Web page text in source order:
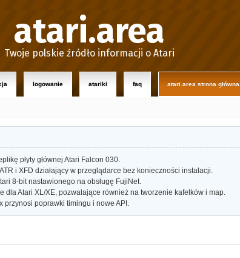
atari.area
Twoje polskie źródło informacji o Atari
logowanie atariki faq atari.area strona główna
płyty głównej Atari Falcon 030.
i XFD działający w przeglądarce bez konieczności instalacji.
8-bit nastawionego na obsługę FujiNet.
dla Atari XL/XE, pozwalające również na tworzenie kafelków i map.
przynosi poprawki timingu i nowe API.